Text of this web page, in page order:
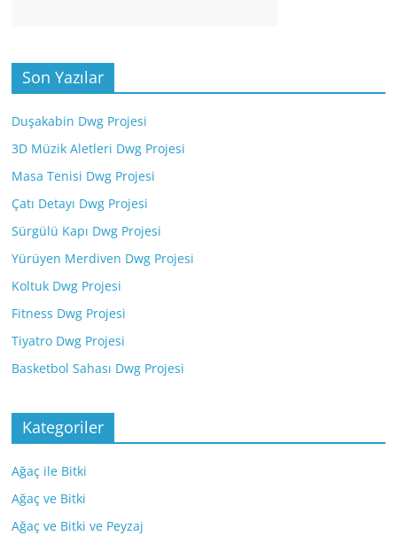
Son Yazılar
Duşakabin Dwg Projesi
3D Müzik Aletleri Dwg Projesi
Masa Tenisi Dwg Projesi
Çatı Detayı Dwg Projesi
Sürgülü Kapı Dwg Projesi
Yürüyen Merdiven Dwg Projesi
Koltuk Dwg Projesi
Fitness Dwg Projesi
Tiyatro Dwg Projesi
Basketbol Sahası Dwg Projesi
Kategoriler
Ağaç ile Bitki
Ağaç ve Bitki
Ağaç ve Bitki ve Peyzaj